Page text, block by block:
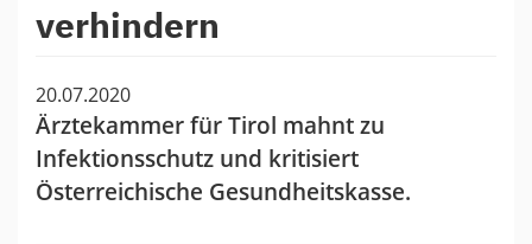
verhindern
20.07.2020
Ärztekammer für Tirol mahnt zu
Infektionsschutz und kritisiert
Österreichische Gesundheitskasse.